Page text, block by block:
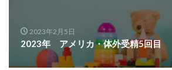
2023年2月5日
2023年 アメリカ・体外受精5回目